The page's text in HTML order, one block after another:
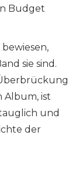
Budget
bewiesen,
sie sind.
Album, ist
und
der